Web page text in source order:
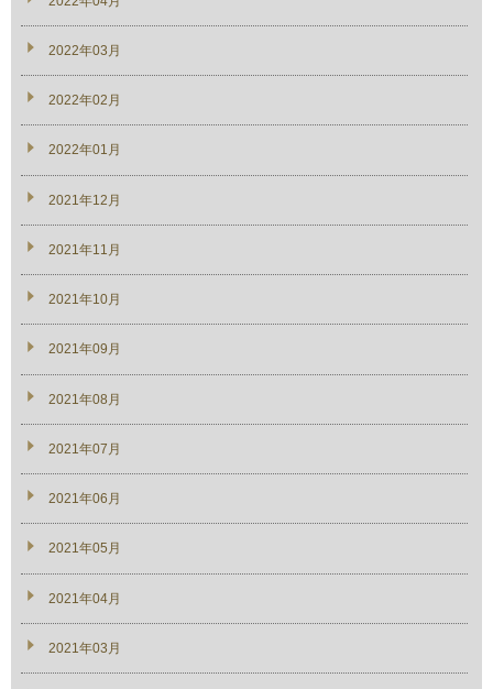
2022年03月
2022年02月
2022年01月
2021年12月
2021年11月
2021年10月
2021年09月
2021年08月
2021年07月
2021年06月
2021年05月
2021年04月
2021年03月